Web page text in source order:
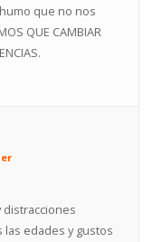
que no nos
QUE CAMBIAR
distracciones
las edades y gustos